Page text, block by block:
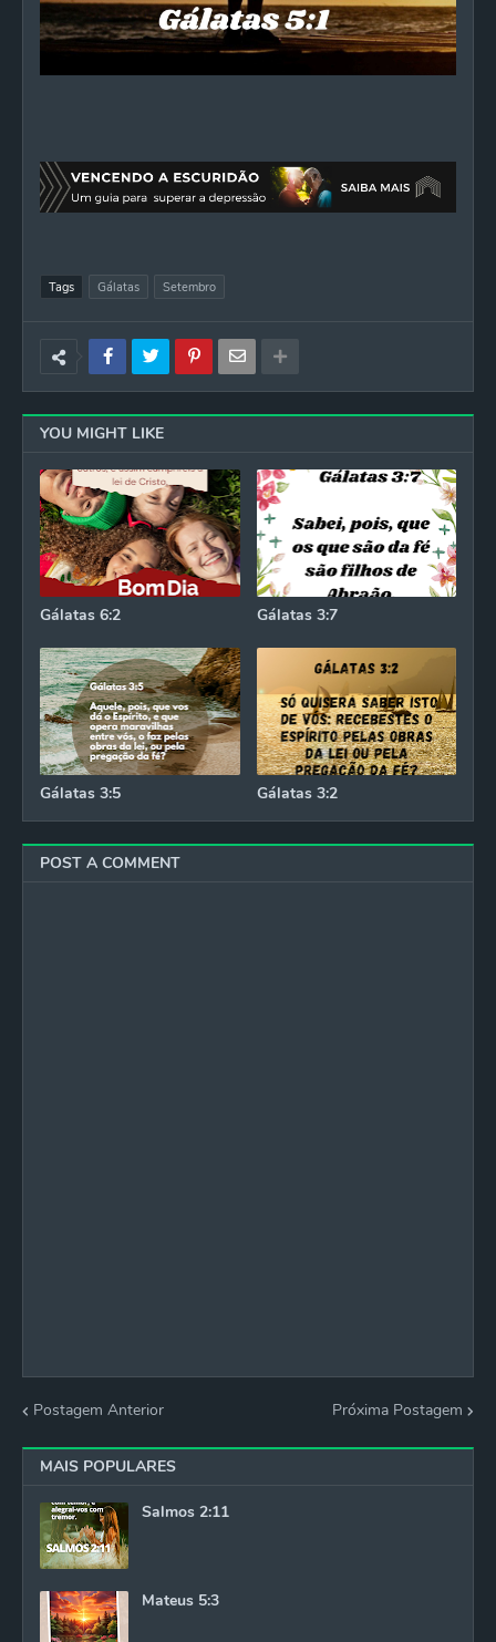
Tags Gálatas Setembro
YOU MIGHT LIKE
Gálatas 6:2 Gálatas 3:7
Gálatas 3:5 Gálatas 3:2
POST A COMMENT
Postagem Anterior Próxima Postagem
MAIS POPULARES
Salmos 2:11
Mateus 5:3